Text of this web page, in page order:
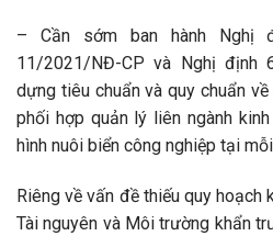
– Cần sớm ban hành Nghị
11/2021/NĐ-CP và Nghị định
dựng tiêu chuẩn và quy chuẩn
phối hợp quản lý liên ngành
hình nuôi biển công nghiệp tại
Riêng về vấn đề thiếu quy hoạch
Tài nguyên và Môi trường khẩn